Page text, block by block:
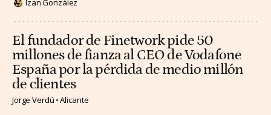
Izan González
El fundador de Finetwork pide 50
millones de fianza al CEO de Vodafone
España por la pérdida de medio millón
de clientes
Jorge Verdú Alicante